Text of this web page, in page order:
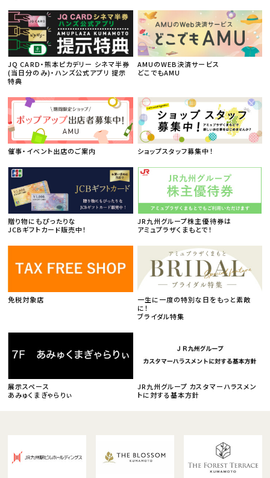
JQ CARD・熊本ピカデリー シネマ半券
(当日分のみ)・ハンズ公式アプリ 提示
特典
AMUのWEB決済サービス
どこでもAMU
催事・イベント出店のご案内 ショップスタッフ募集中！
贈り物にもぴったりな
JCBギフトカード販売中！
JR九州グループ株主優待券は
アミュプラザくまもとで！
免税対象店
一生に一度の特別な日をもっと素敵
に！
ブライダル特集
展示スペース
あみゅくまぎゃらりぃ
JR九州グループ カスタマーハラスメン
トに対する基本方針